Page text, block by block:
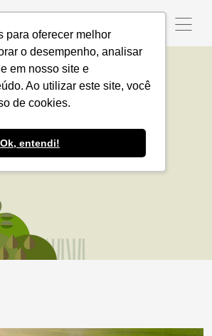
para oferecer melhor
o desempenho, analisar
em nosso site e
Ao utilizar este site, você
de cookies.
Ok, entendi!